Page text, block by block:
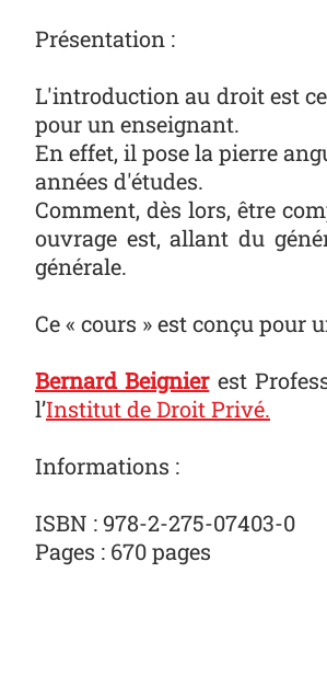
Présentation :
L'introduction au droit est
pour un enseignant.
En effet, il pose la pierre
années d'études.
Comment, dès lors, être
ouvrage est, allant du
générale.
Ce « cours » est conçu
Bernard Beignierest
l’Institut de Droit Privé.
Informations :
ISBN : 978-2-275-07403-0
Pages : 670 pages